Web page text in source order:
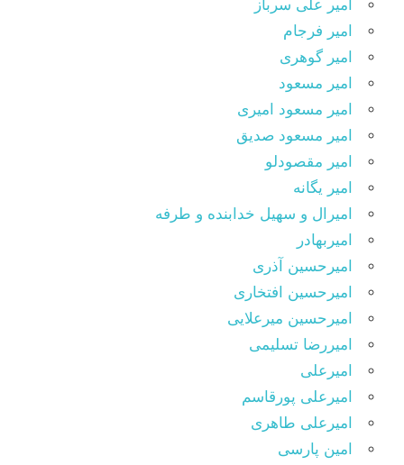
امیر علی سرباز
امیر فرجام
امیر گوهری
امیر مسعود
امیر مسعود امیری
امیر مسعود صدیق
امیر مقصودلو
امیر یگانه
امیرال و سهیل خدابنده و طرفه
امیربهادر
امیرحسین آذری
امیرحسین افتخاری
امیرحسین میرعلایی
امیررضا تسلیمی
امیرعلی
امیرعلی پورقاسم
امیرعلی طاهری
امین پارسی